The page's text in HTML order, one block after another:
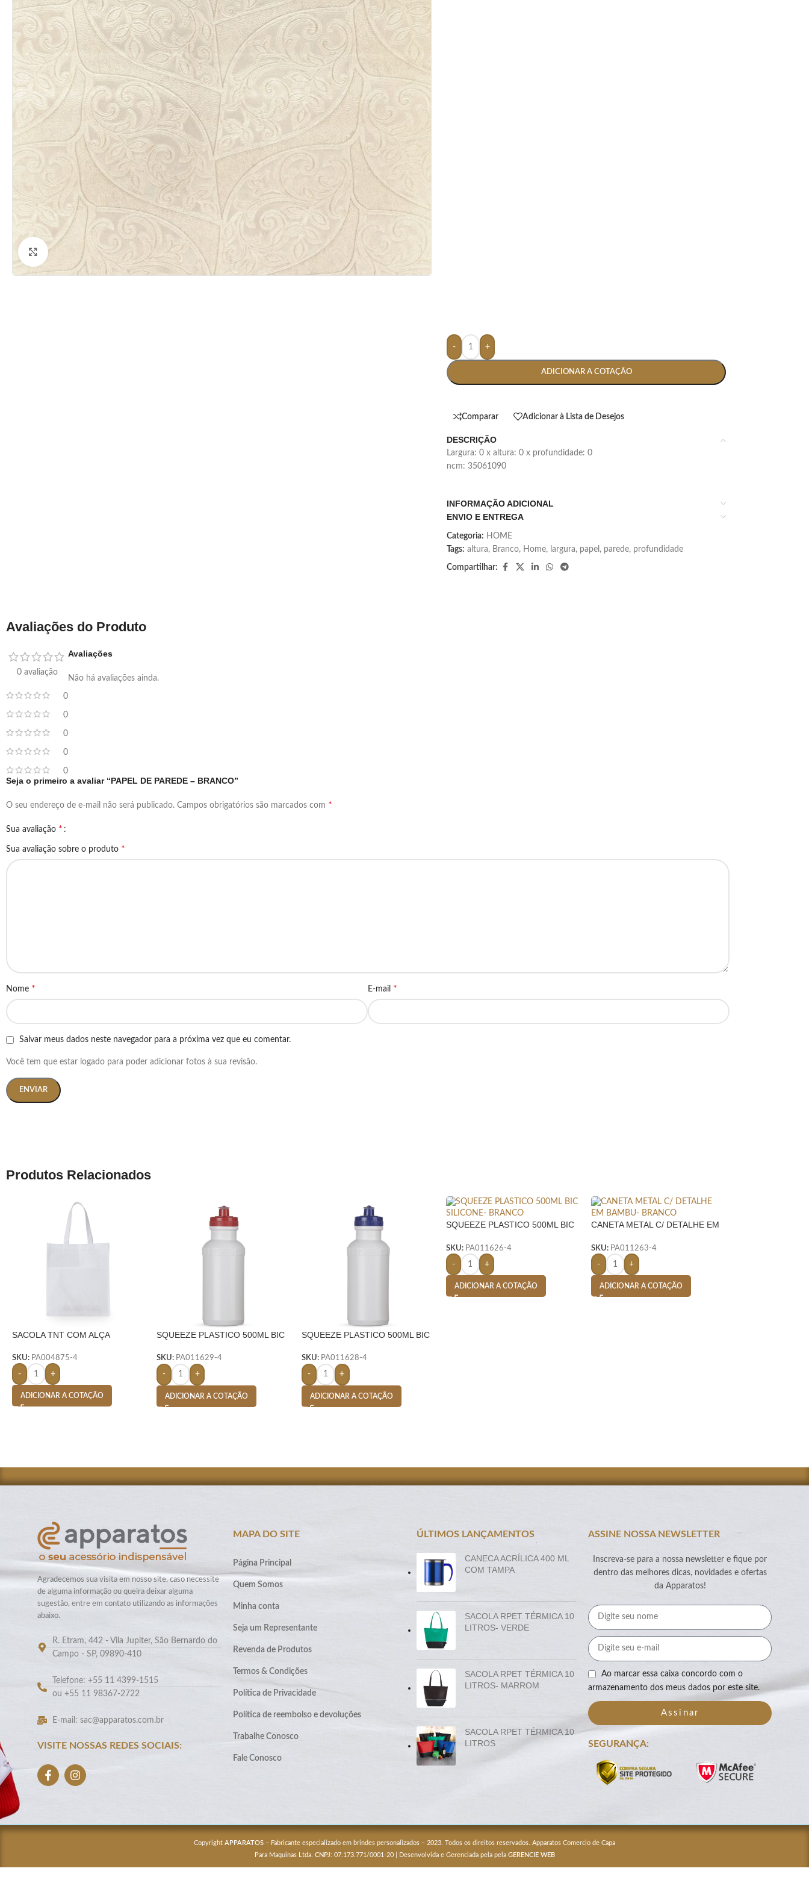
Clique para ampliar
- +
ADICIONAR A COTAÇÃO
Comparar Adicionar à Lista de Desejos
DESCRIÇÃO
largura: 0 x altura: 0 x profundidade: 0
ncm: 35061090
INFORMAÇÃO ADICIONAL
ENVIO E ENTREGA
Categoria: HOME
Tags: altura, Branco, Home, largura, papel , parede, profundidade
Compartilhar:
Avaliações do Produto
0 avaliação
0
0
0
0
0
Avaliações
Não há avaliações ainda.
Seja o primeiro a avaliar “PAPEL DE PAREDE – BRANCO”
O seu endereço de e-mail não será publicado. Campos obrigatórios são marcados com *
Sua avaliação *
Sua avaliação sobre o produto *
Nome * E-mail *
Salvar meus dados neste navegador para a próxima vez que eu comentar.
Você tem que estar logado para poder adicionar fotos à sua revisão.
Produtos Relacionados
SACOLA TNT COM ALÇA
SKU: PA004875-4
- +
ADICIONAR A COTAÇÃO
SQUEEZE PLASTICO 500ML BIC
SKU: PA011629-4
- +
ADICIONAR A COTAÇÃO
SQUEEZE PLASTICO 500ML BIC
SKU: PA011628-4
- +
ADICIONAR A COTAÇÃO
SQUEEZE PLASTICO 500ML BIC
SKU: PA011626-4
- +
ADICIONAR A COTAÇÃO
CANETA METAL C/ DETALHE EM
SKU: PA011263-4
- +
ADICIONAR A COTAÇÃO
Agradecemos sua visita em nosso site, caso necessite
de alguma informação ou queira deixar alguma
sugestão, entre em contato utilizando as informações
abaixo.
R. Etram, 442 - Vila Jupiter, São Bernardo do
Campo - SP, 09890-410
Telefone: +55 11 4399-1515
ou +55 11 98367-2722
E-mail: sac@apparatos.com.br
VISITE NOSSAS REDES SOCIAIS:
MAPA DO SITE
Página Principal
Quem Somos
Minha conta
Seja um Representante
Revenda de Produtos
Termos & Condições
Política de Privacidade
Política de reembolso e devoluções
Trabalhe Conosco
Fale Conosco
ÚLTIMOS LANÇAMENTOS
CANECA ACRÍLICA 400 ML
COM TAMPA
SACOLA RPET TÉRMICA 10
LITROS- VERDE
SACOLA RPET TÉRMICA 10
LITROS- MARROM
SACOLA RPET TÉRMICA 10
LITROS
ASSINE NOSSA NEWSLETTER
Inscreva-se para a nossa newsletter e fique por
dentro das melhores dicas, novidades e ofertas
da Apparatos!
Ao marcar essa caixa concordo com o
armazenamento dos meus dados por este site.
Assinar
SEGURANÇA:
Copyright APPARATOS – Fabricante especializado em brindes personalizados – 2023. Todos os direitos reservados. Apparatos Comercio de Capa
Para Maquinas Ltda. CNPJ: 07.173.771/0001-20 | Desenvolvida e Gerenciada pela pela GERENCIE WEB